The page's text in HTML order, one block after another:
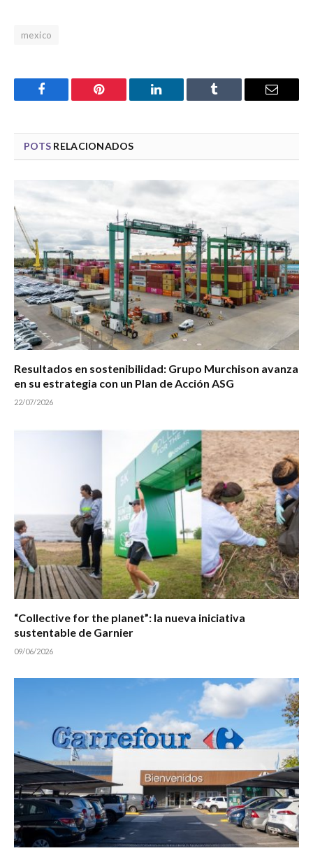
mexico
Facebook Pinterest LinkedIn Tumblr Email
POTS RELACIONADOS
Resultados en sostenibilidad: Grupo Murchison avanza
en su estrategia con un Plan de Acción ASG
22/07/2026
“Collective for the planet”: la nueva iniciativa
sustentable de Garnier
09/06/2026